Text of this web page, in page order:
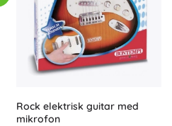
Rock elektrisk guitar med
mikrofon